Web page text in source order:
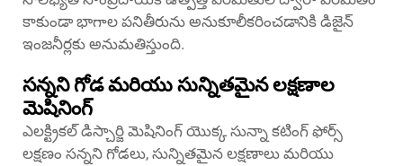
కాకుండా భాగాల పనితీరును అనుకూలీకరించడానికి డిజైన్
ఇంజనీర్లకు అనుమతిస్తుంది.
సన్నని గోడ మరియు సున్నితమైన లక్షణాల
మెషినింగ్
ఎలక్ట్రికల్ డిస్చార్జి మెషినింగ్ యొక్క సున్నా కటింగ్ ఫోర్స్
లక్షణం సన్నని గోడలు, సున్నితమైన లక్షణాలు మరియు